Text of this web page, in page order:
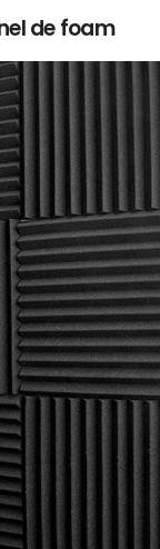
de foam